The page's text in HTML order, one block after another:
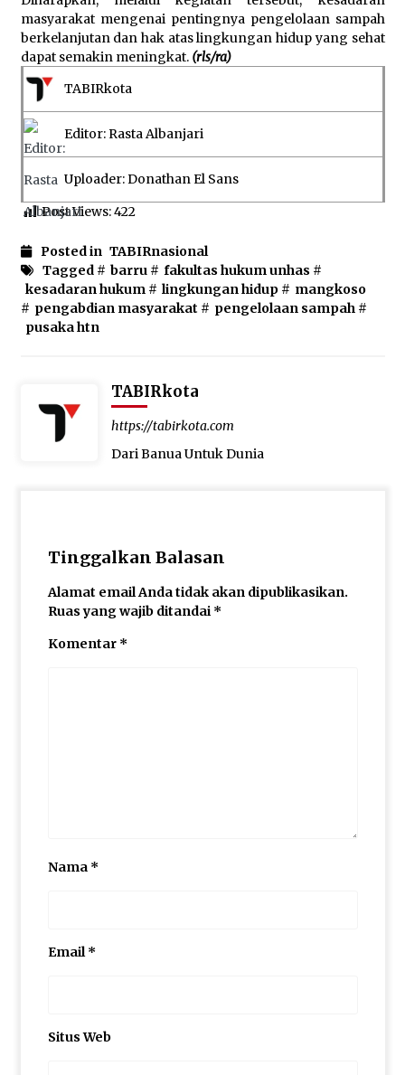
masyarakat mengenai pentingnya pengelolaan sampah
berkelanjutan dan hak atas lingkungan hidup yang sehat
dapat semakin meningkat. (rls/ra)
TABIRkota
Editor: Rasta Albanjari
Uploader: Donathan El Sans
Post Views:422
Posted in TABIRnasional
Tagged # barru # fakultas hukum unhas #
kesadaran hukum # lingkungan hidup# mangkoso
# pengabdian masyarakat # pengelolaan sampah #
pusaka htn
TABIRkota
https://tabirkota.com
Dari Banua Untuk Dunia
Tinggalkan Balasan
Alamat email Anda tidak akan dipublikasikan.
Ruas yang wajib ditandai *
Komentar *
Nama *
Email *
Situs Web